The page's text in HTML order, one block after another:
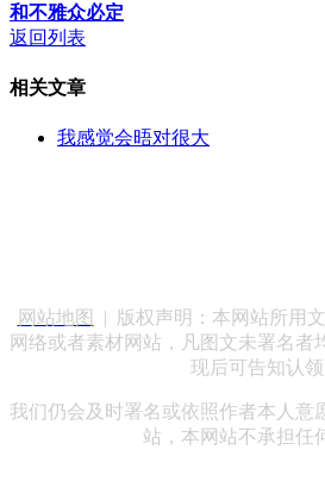
和不雅众必定
返回列表
相关文章
我感觉会晤对很大
网站地图
| 版权声明：本网站所用
网络或者素材网站，凡图文未署名者
现后可告知认领
我们仍会及时署名或依照作者本人意
站，本网站不承担任